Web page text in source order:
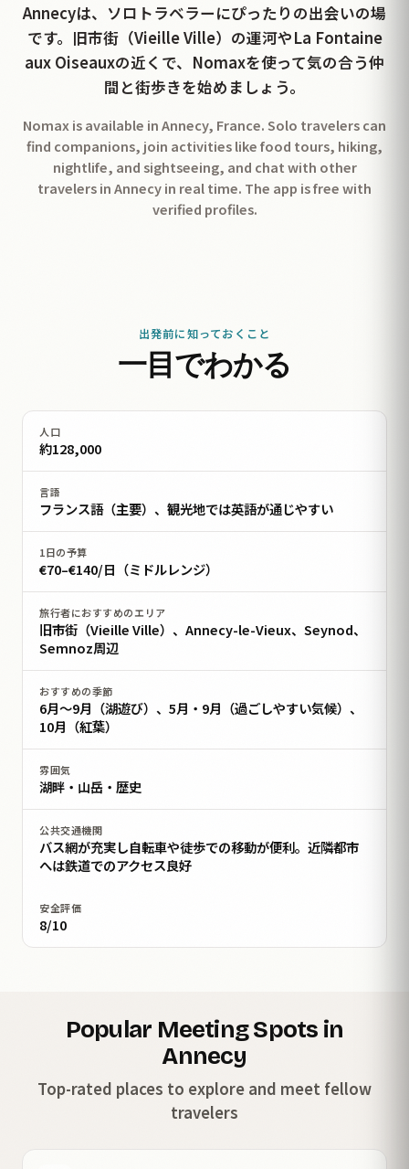
Annecyは、ソロトラベラーにぴったりの出会いの場
です。旧市街（Vieille Ville）の運河やLa Fontaine
aux Oiseauxの近くで、Nomaxを使って気の合う仲
間と街歩きを始めましょう。
Nomax is available in Annecy, France. Solo travelers can
find companions, join activities like food tours, hiking,
nightlife, and sightseeing, and chat with other
travelers in Annecy in real time. The app is free with
verified profiles.
出発前に知っておくこと
一目でわかる
人口
約128,000
言語
フランス語（主要）、観光地では英語が通じやすい
1日の予算
€70–€140/日（ミドルレンジ）
旅行者におすすめのエリア
旧市街（Vieille Ville）、Annecy-le-Vieux、Seynod、
Semnoz周辺
おすすめの季節
6月〜9月（湖遊び）、5月・9月（過ごしやすい気候）、
10月（紅葉）
雰囲気
湖畔・山岳・歴史
公共交通機関
バス網が充実し自転車や徒歩での移動が便利。近隣都市
へは鉄道でのアクセス良好
安全評価
8/10
Popular Meeting Spots in
Annecy
Top-rated places to explore and meet fellow
travelers